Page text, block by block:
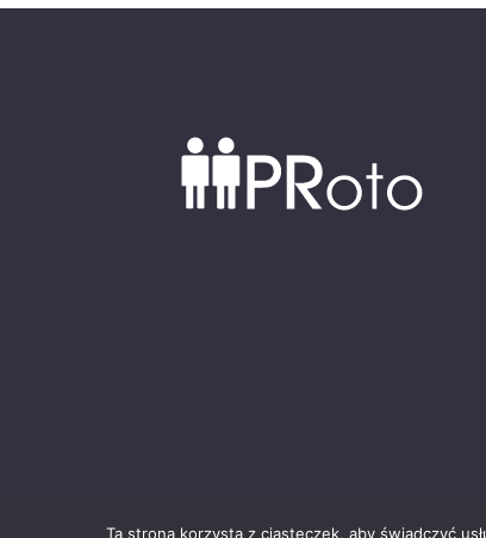
Ta strona korzysta z ciasteczek, aby świadczyć